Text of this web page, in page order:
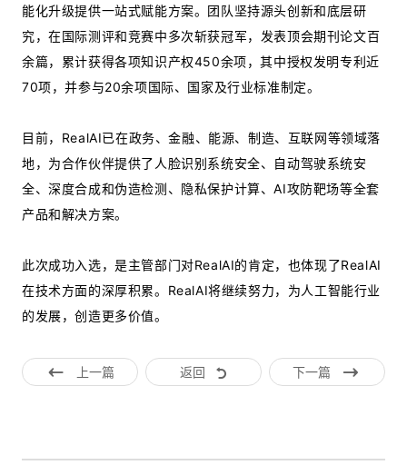
能化升级提供一站式赋能方案。团队坚持源头创新和底层研
究，在国际测评和竞赛中多次斩获冠军，发表顶会期刊论文百
余篇，累计获得各项知识产权450余项，其中授权发明专利近
70项，并参与20余项国际、国家及行业标准制定。
目前，RealAI已在政务、金融、能源、制造、互联网等领域落
地，为合作伙伴提供了人脸识别系统安全、自动驾驶系统安
全、深度合成和伪造检测、隐私保护计算、AI攻防靶场等全套
产品和解决方案。
此次成功入选，是主管部门对RealAI的肯定，也体现了RealAI
在技术方面的深厚积累。RealAI将继续努力，为人工智能行业
的发展，创造更多价值。
上一篇 返回 下一篇